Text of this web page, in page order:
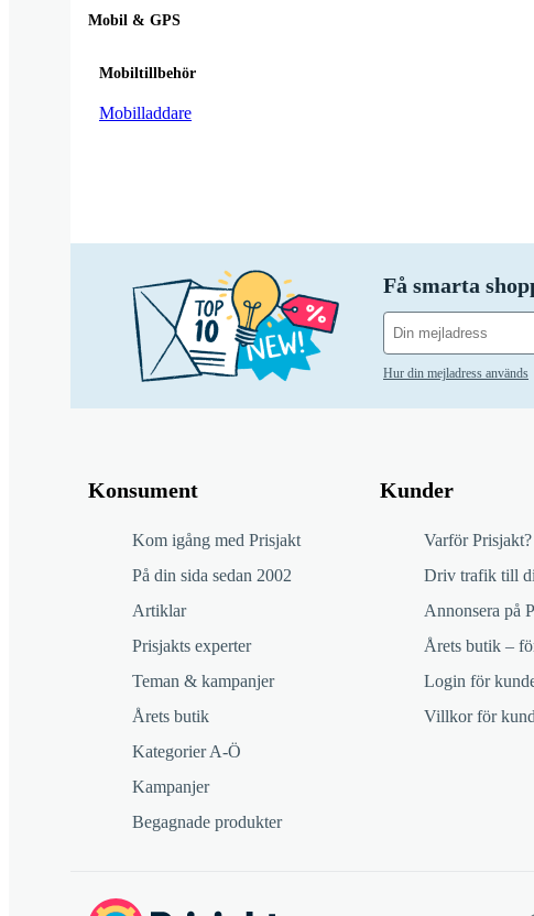
Mobil & GPS
Mobiltillbehör
Mobilladdare
Få smarta
Hur din mejladress används
Konsument
Kom igång med Prisjakt
På din sida sedan 2002
Artiklar
Prisjakts experter
Teman & kampanjer
Årets butik
Kategorier A-Ö
Kampanjer
Begagnade produkter
Kunder
Varför Prisjakt?
Driv trafik till
Annonsera på
Årets butik –
Login för
Villkor för